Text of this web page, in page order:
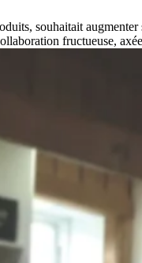
souhaitait
fructueuse,